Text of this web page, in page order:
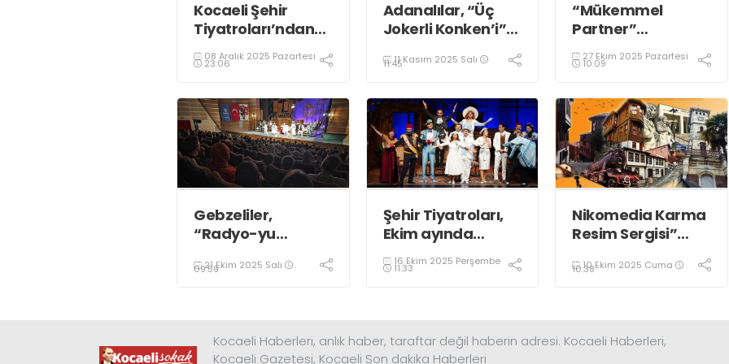
Kocaeli Şehir
Tiyatroları’ndan
iki özel oyun
08 Aralık 2025 Pazartesi
23:06
Adanalılar, “Üç
Jokerli Konken’i”
11 Kasım 2025 Salı
11:45
“Mükemmel
Partner”
Başiskele’de
Sahne Alıyor
27 Ekim 2025 Pazartesi
10:09
Gebzeliler,
“Radyo-yu
tiyatro oyununu
21 Ekim 2025 Salı
09:59
Şehir Tiyatroları,
Ekim ayında
dopdolu
16 Ekim 2025 Perşembe
11:33
Nikomedia Karma
Resim Sergisi”
Buluşuyor
10 Ekim 2025 Cuma
10:38
Kocaeli Haberleri, anlık haber, taraftar değil haberin adresi. Kocaeli Haberleri,
Kocaeli Gazetesi, Kocaeli Son dakika Haberleri